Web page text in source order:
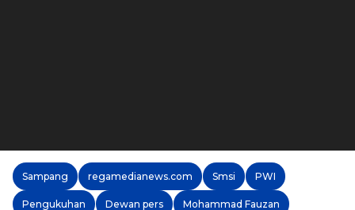
Sampang regamedianews.com Smsi PWI
Pengukuhan Dewan pers Mohammad Fauzan